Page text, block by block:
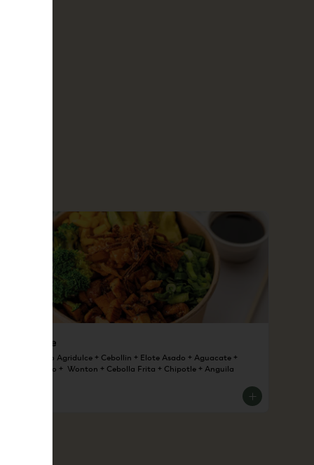
Pollo Poke
1 Base + Pollo Agridulce + Cebollin + Elote Asado + Aguacate +
Brocoli Asado +  Wonton + Cebolla Frita + Chipotle + Anguila